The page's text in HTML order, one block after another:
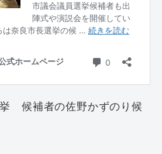
候補者の佐野かずのり候